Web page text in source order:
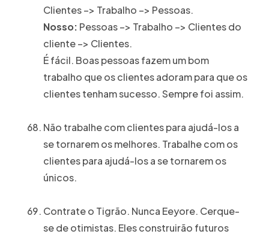
Clientes –> Trabalho –> Pessoas.
Nosso: Pessoas –> Trabalho –> Clientes do
cliente –> Clientes.
É fácil. Boas pessoas fazem um bom
trabalho que os clientes adoram para que os
clientes tenham sucesso. Sempre foi assim.
Não trabalhe com clientes para ajudá-los a
se tornarem os melhores. Trabalhe com os
clientes para ajudá-los a se tornarem os
únicos.
Contrate o Tigrão. Nunca Eeyore. Cerque-
se de otimistas. Eles construirão futuros